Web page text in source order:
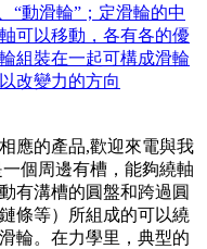
“動滑輪”；定滑輪的中
可以移動，各有各的優
組裝在一起可構成滑輪
改變力的方向
應的產品,歡迎來電與我
個周邊有槽，能夠繞軸
有溝槽的圓盤和跨過圓
條等）所組成的可以繞
輪。在力學里，典型的